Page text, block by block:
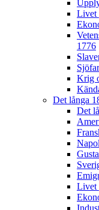
Livet
1776
Krig
Det långa
Det
Livet